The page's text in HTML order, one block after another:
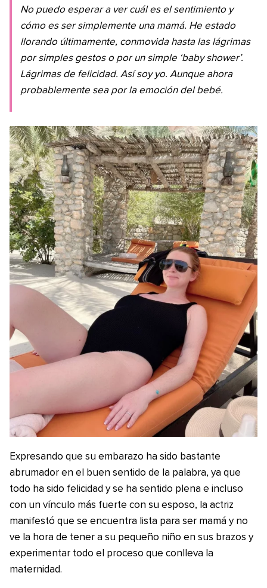
No puedo esperar a ver cuál es el sentimiento y
cómo es ser simplemente una mamá. He estado
llorando últimamente, conmovida hasta las lágrimas
por simples gestos o por un simple ‘baby shower’.
Lágrimas de felicidad. Así soy yo. Aunque ahora
probablemente sea por la emoción del bebé.
Expresando que su embarazo ha sido bastante
abrumador en el buen sentido de la palabra, ya que
todo ha sido felicidad y se ha sentido plena e incluso
con un vínculo más fuerte con su esposo, la actriz
manifestó que se encuentra lista para ser mamá y no
ve la hora de tener a su pequeño niño en sus brazos y
experimentar todo el proceso que conlleva la
maternidad.